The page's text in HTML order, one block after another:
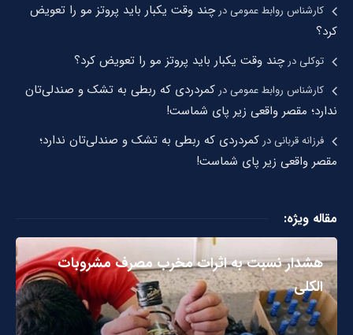
کارشناس روابط عمومیدرچند وقت یکبار باید پروتز مو را تعویض
کرد؟
توکلیدرچند وقت یکبار باید پروتز مو را تعویض کرد؟
کارشناس روابط عمومیدر کمردردی که ربطی به تشک و صندلی‌تان
ندارد؛ مقصر واقعی زیر پای شماست!
فرزانه قربانیدر کمردردی که ربطی به تشک و صندلی‌تان ندارد؛
مقصر واقعی زیر پای شماست!
مقاله ویژه:
هشدار نسبت به اثرات مخرب مصرف مشروبات
الکلی